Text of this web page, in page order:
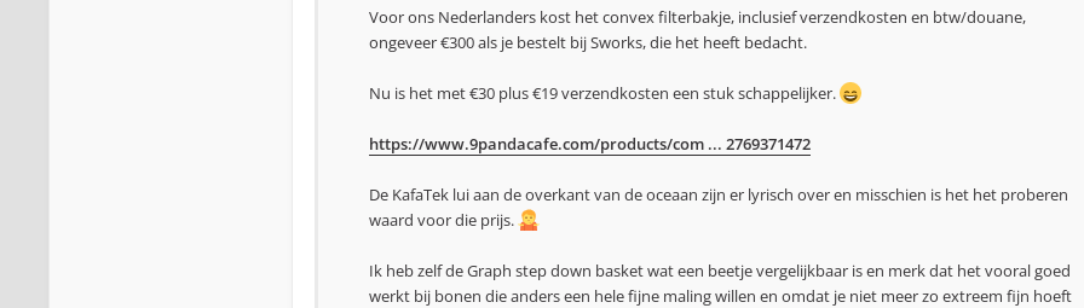
Voor ons Nederlanders kost het convex filterbakje, inclusief verzendkosten en btw/douane,
ongeveer €300 als je bestelt bij Sworks, die het heeft bedacht.
Nu is het met €30 plus €19 verzendkosten een stuk schappelijker.
https://www.9pandacafe.com/products/com ... 2769371472
De KafaTek lui aan de overkant van de oceaan zijn er lyrisch over en misschien is het het proberen
waard voor die prijs.
Ik heb zelf de Graph step down basket wat een beetje vergelijkbaar is en merk dat het vooral goed
werkt bij bonen die anders een hele fijne maling willen en omdat je niet meer zo extreem fijn hoeft